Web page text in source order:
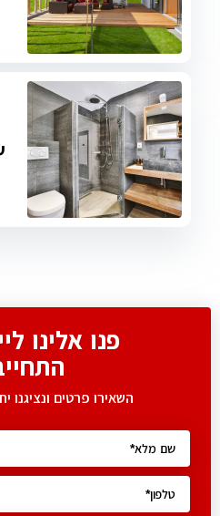
פנו אלינו
השאירו פרטים ונציגנו